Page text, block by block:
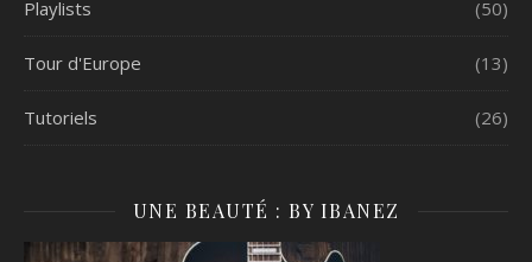
Playlists (50)
Tour d'Europe (13)
Tutoriels (26)
UNE BEAUTÉ : BY IBANEZ